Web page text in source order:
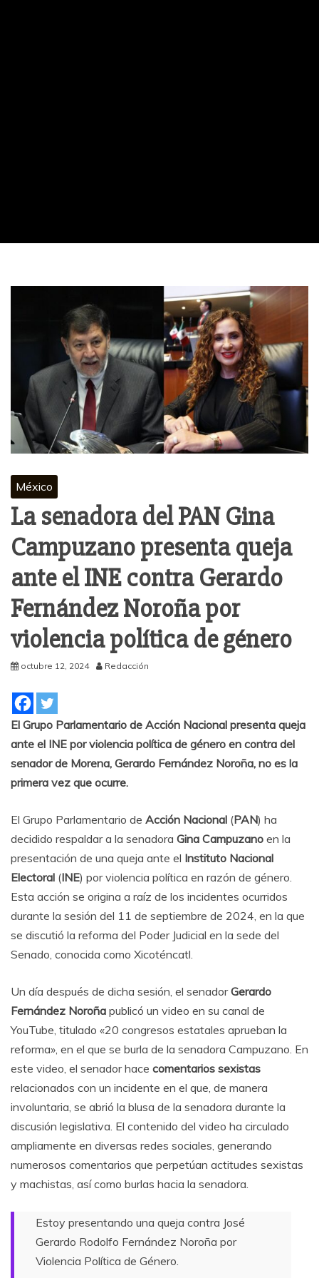
México
La senadora del PAN Gina
Campuzano presenta queja
ante el INE contra Gerardo
Fernández Noroña por
violencia política de género
octubre 12, 2024 Redacción
El Grupo Parlamentario de Acción Nacional presenta queja
ante el INE por violencia política de género en contra del
senador de Morena, Gerardo Fernández Noroña, no es la
primera vez que ocurre.
El Grupo Parlamentario de Acción Nacional (PAN) ha
decidido respaldar a la senadora Gina Campuzano en la
presentación de una queja ante el Instituto Nacional
Electoral (INE) por violencia política en razón de género.
Esta acción se origina a raíz de los incidentes ocurridos
durante la sesión del 11 de septiembre de 2024, en la que
se discutió la reforma del Poder Judicial en la sede del
Senado, conocida como Xicoténcatl.
Un día después de dicha sesión, el senadorGerardo
Fernández Noroña publicó un video en su canal de
YouTube, titulado «20 congresos estatales aprueban la
reforma», en el que se burla de la senadora Campuzano. En
este video, el senador hace comentarios sexistas
relacionados con un incidente en el que, de manera
involuntaria, se abrió la blusa de la senadora durante la
discusión legislativa. El contenido del video ha circulado
ampliamente en diversas redes sociales, generando
numerosos comentarios que perpetúan actitudes sexistas
y machistas, así como burlas hacia la senadora.
Estoy presentando una queja contra José
Gerardo Rodolfo Fernández Noroña por
Violencia Política de Género.